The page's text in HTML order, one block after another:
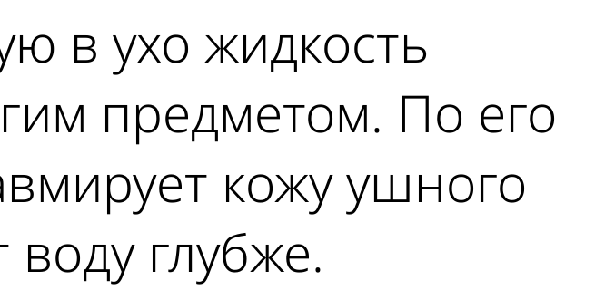
в ухо жидкость
предметом. По его
кожу ушного
глубже.